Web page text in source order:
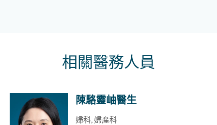
相關醫務人員
陳駱靈岫醫生
婦科, 婦產科